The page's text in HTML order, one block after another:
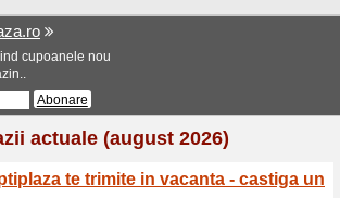
O> Optiplaza.ro